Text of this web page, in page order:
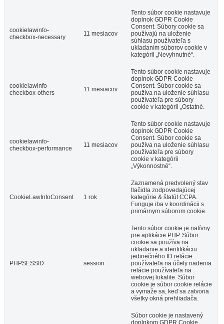
cookielawinfo-
checkbox-necessary
11 mesiacov
Tento súbor cookie nastavuje
doplnok GDPR Cookie
Consent. Súbory cookie sa
používajú na uloženie
súhlasu používateľa s
ukladaním súborov cookie v
kategórii „Nevyhnutné“.
cookielawinfo-
checkbox-others
11 mesiacov
Tento súbor cookie nastavuje
doplnok GDPR Cookie
Consent. Súbor cookie sa
používa na uloženie súhlasu
používateľa pre súbory
cookie v kategórii „Ostatné.
cookielawinfo-
checkbox-performance
11 mesiacov
Tento súbor cookie nastavuje
doplnok GDPR Cookie
Consent. Súbor cookie sa
používa na uloženie súhlasu
používateľa pre súbory
cookie v kategórii
„Výkonnostné“.
CookieLawInfoConsent 1 rok
Zaznamená predvolený stav
tlačidla zodpovedajúcej
kategórie & štatút CCPA.
Funguje iba v koordinácii s
primárnym súborom cookie.
PHPSESSID session
Tento súbor cookie je natívny
pre aplikácie PHP. Súbor
cookie sa používa na
ukladanie a identifikáciu
jedinečného ID relácie
používateľa na účely riadenia
relácie používateľa na
webovej lokalite. Súbor
cookie je súbor cookie relácie
a vymaže sa, keď sa zatvoria
všetky okná prehliadača.
Súbor cookie je nastavený
doplnkom GDPR Cookie